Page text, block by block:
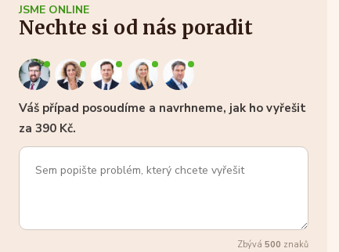
JSME ONLINE
Nechte si od nás poradit
Váš případ posoudíme a navrhneme, jak ho vyřešit
za 390 Kč.
Zbývá 500 znaků